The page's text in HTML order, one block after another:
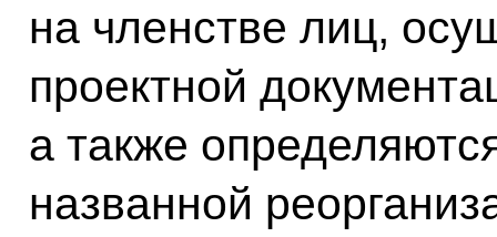
на членстве лиц,
проектной
а также
названной